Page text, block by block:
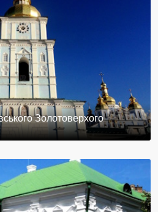
Золотоверхого